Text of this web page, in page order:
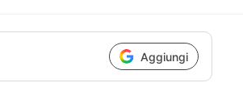
Aggiungi